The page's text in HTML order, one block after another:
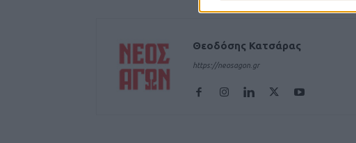
Θεοδόσης Κατσάρας
https://neosagon.gr